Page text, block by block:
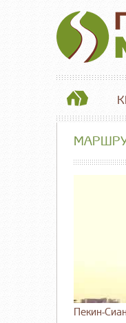
Пекин-